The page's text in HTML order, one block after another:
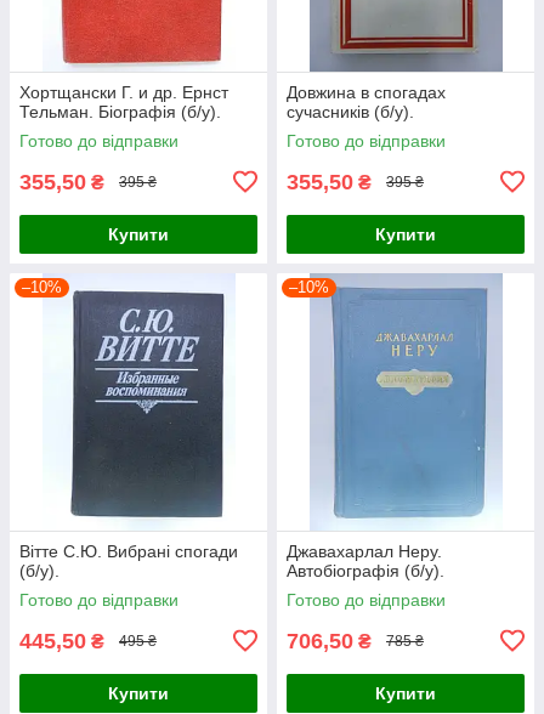
Хортщански Г. и др. Ернст
Тельман. Біографія (б/у).
Готово до відправки
355,50 ₴ 395 ₴
Купити
Довжина в спогадах
сучасників (б/у).
Готово до відправки
355,50 ₴ 395 ₴
Купити
–10%
Вітте С.Ю. Вибрані спогади
(б/у).
Готово до відправки
445,50 ₴ 495 ₴
Купити
–10%
Джавахарлал Неру.
Автобіографія (б/у).
Готово до відправки
706,50 ₴ 785 ₴
Купити